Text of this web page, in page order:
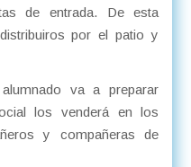
de entrada. De esta
por el patio y
va a preparar
los venderá en los
y compañeras de